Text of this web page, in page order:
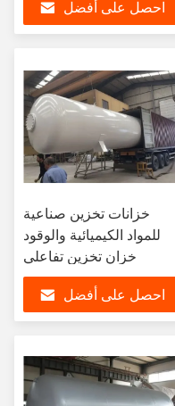
احصل على أفضل
خزانات تخزين صناعية
للمواد الكيميائية والوقود
خزان تخزين تفاعلي
احصل على أفضل